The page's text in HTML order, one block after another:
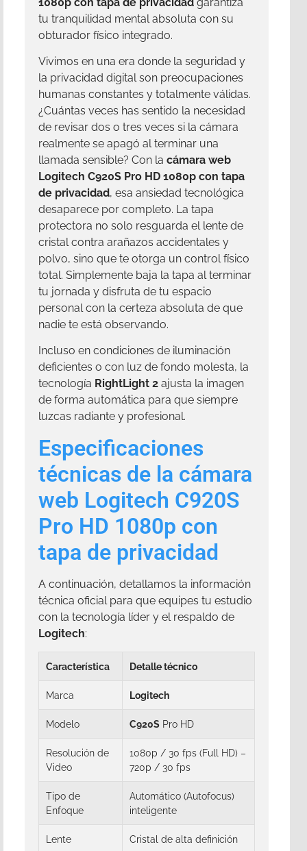
tu tranquilidad mental absoluta con su
obturador físico integrado.
Vivimos en una era donde la seguridad y
la privacidad digital son preocupaciones
humanas constantes y totalmente válidas.
¿Cuántas veces has sentido la necesidad
de revisar dos o tres veces si la cámara
realmente se apagó al terminar una
llamada sensible? Con la cámara web
Logitech C920S Pro HD 1080p con tapa
de privacidad, esa ansiedad tecnológica
desaparece por completo. La tapa
protectora no solo resguarda el lente de
cristal contra arañazos accidentales y
polvo, sino que te otorga un control físico
total. Simplemente baja la tapa al terminar
tu jornada y disfruta de tu espacio
personal con la certeza absoluta de que
nadie te está observando.
Incluso en condiciones de iluminación
deficientes o con luz de fondo molesta, la
tecnología RightLight 2 ajusta la imagen
de forma automática para que siempre
luzcas radiante y profesional.
Especificaciones
técnicas de la cámara
web Logitech C920S
Pro HD 1080p con
tapa de privacidad
A continuación, detallamos la información
técnica oficial para que equipes tu estudio
con la tecnología líder y el respaldo de
Logitech:
Característica Detalle técnico
Marca Logitech
Modelo C920S Pro HD
Resolución de
Video
1080p / 30 fps (Full HD) –
720p / 30 fps
Tipo de
Enfoque
Automático (Autofocus)
inteligente
Lente Cristal de alta definición